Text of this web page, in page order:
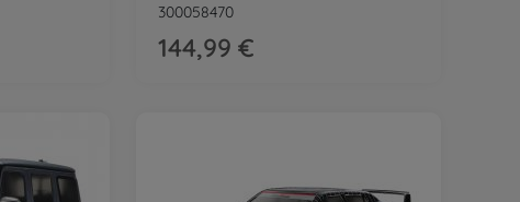
300058470
144,99 €